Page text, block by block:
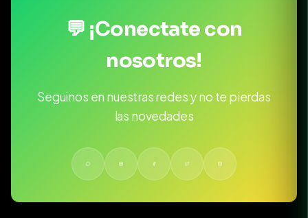
💬 ¡Conectate con
nosotros!
Seguinos en nuestras redes y no te pierdas
las novedades